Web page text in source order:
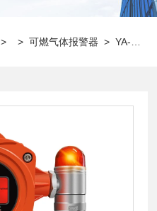
> >可燃气体报警器 > YA-D300冶金用固定式可燃气体报警器